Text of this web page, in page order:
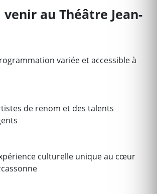
au Théâtre Jean-
variée et accessible à
de renom et des talents
culturelle unique au cœur